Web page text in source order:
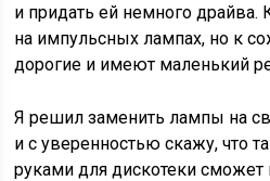
и придать ей немного драйва.
на импульсных лампах, но к
дорогие и имеют маленький
Я решил заменить лампы на
и с уверенностью скажу, что
руками для дискотеки сможет